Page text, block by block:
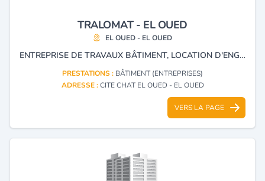
TRALOMAT - EL OUED
EL OUED - EL OUED
ENTREPRISE DE TRAVAUX BÂTIMENT, LOCATION D'ENGIN ET MATÉRIEL DE CONSTRICTION.
PRESTATIONS : BÂTIMENT (ENTREPRISES)
ADRESSE :CITE CHAT EL OUED - EL OUED
VERS LA PAGE